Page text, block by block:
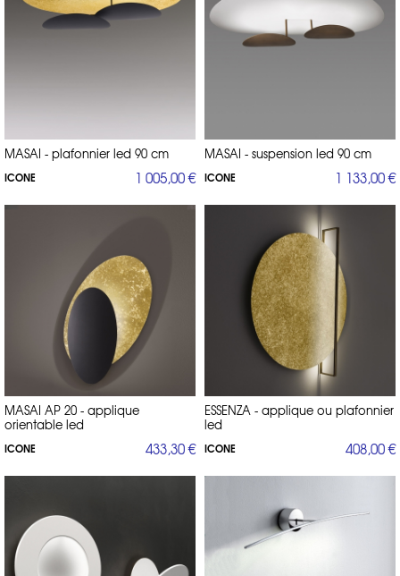
MASAI - plafonnier led 90 cm
ICONE 1 005,00 €
MASAI - suspension led 90 cm
ICONE 1 133,00 €
MASAI AP 20 - applique
orientable led
ICONE 433,30 €
ESSENZA - applique ou plafonnier
led
ICONE 408,00 €